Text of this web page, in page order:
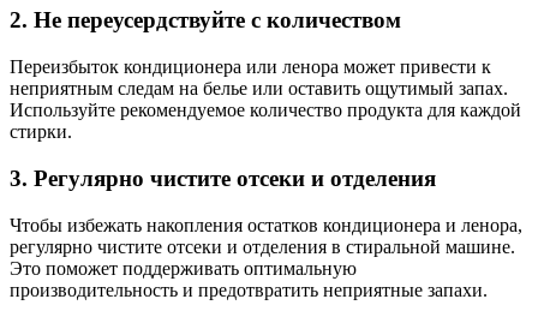
2. Не переусердствуйте с количеством
Переизбыток кондиционера или ленора может привести к
неприятным следам на белье или оставить ощутимый запах.
Используйте рекомендуемое количество продукта для каждой
стирки.
3. Регулярно чистите отсеки и отделения
Чтобы избежать накопления остатков кондиционера и ленора,
регулярно чистите отсеки и отделения в стиральной машине.
Это поможет поддерживать оптимальную
производительность и предотвратить неприятные запахи.